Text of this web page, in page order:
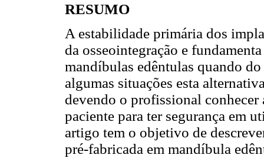
RESUMO
A estabilidade primária dos
da osseointegração e
mandíbulas edêntulas quando
algumas situações esta
devendo o profissional conhecer
paciente para ter segurança em
artigo tem o objetivo de
pré-fabricada em mandíbula